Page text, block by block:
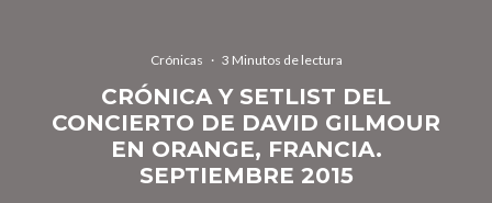
Crónicas · 3 Minutos de lectura
CRÓNICA Y SETLIST DEL
CONCIERTO DE DAVID GILMOUR
EN ORANGE, FRANCIA.
SEPTIEMBRE 2015